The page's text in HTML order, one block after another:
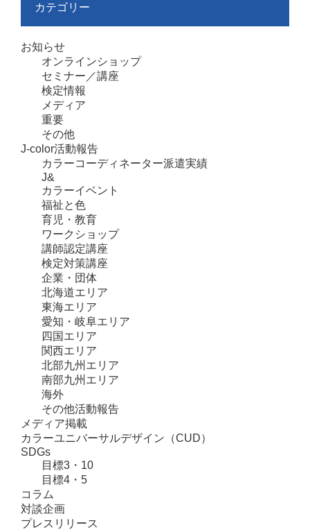
カテゴリー
お知らせ
オンラインショップ
セミナー／講座
検定情報
メディア
重要
その他
J-color活動報告
カラーコーディネーター派遣実績
J&
カラーイベント
福祉と色
育児・教育
ワークショップ
講師認定講座
検定対策講座
企業・団体
北海道エリア
東海エリア
愛知・岐阜エリア
四国エリア
関西エリア
北部九州エリア
南部九州エリア
海外
その他活動報告
メディア掲載
カラーユニバーサルデザイン（CUD）
SDGs
目標3・10
目標4・5
コラム
対談企画
プレスリリース